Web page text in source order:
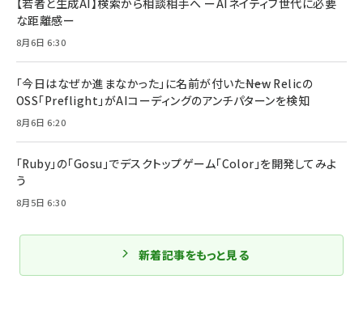
【若者と生成AI】検索から相談相手へ ーAIネイティブ世代に必要
な距離感ー
8月6日 6:30
「今日はなぜか進まなかった」に名前が付いた――New Relicの
OSS「Preflight」がAIコーディングのアンチパターンを検知
8月6日 6:20
「Ruby」の「Gosu」でデスクトップゲーム「Color」を開発してみよ
う
8月5日 6:30
新着記事をもっと見る